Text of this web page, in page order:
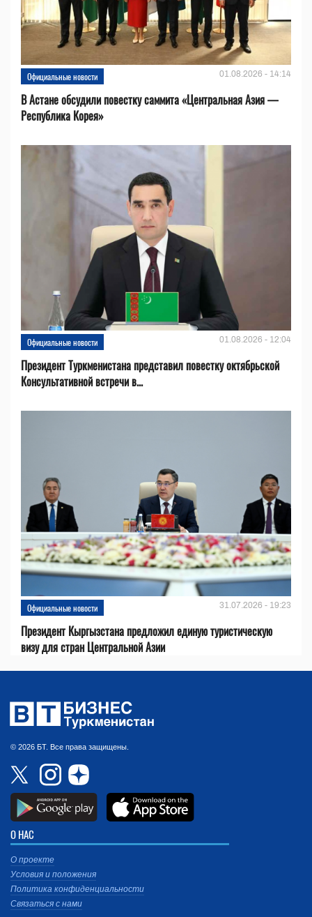
Официальные новости 01.08.2026 - 14:14
В Астане обсудили повестку саммита «Центральная Азия —
Республика Корея»
Официальные новости 01.08.2026 - 12:04
Президент Туркменистана представил повестку октябрьской
Консультативной встречи в...
Официальные новости 31.07.2026 - 19:23
Президент Кыргызстана предложил единую туристическую
визу для стран Центральной Азии
© 2026 БТ. Все права защищены.
О НАС
О проекте
Условия и положения
Политика конфиденциальности
Связаться с нами